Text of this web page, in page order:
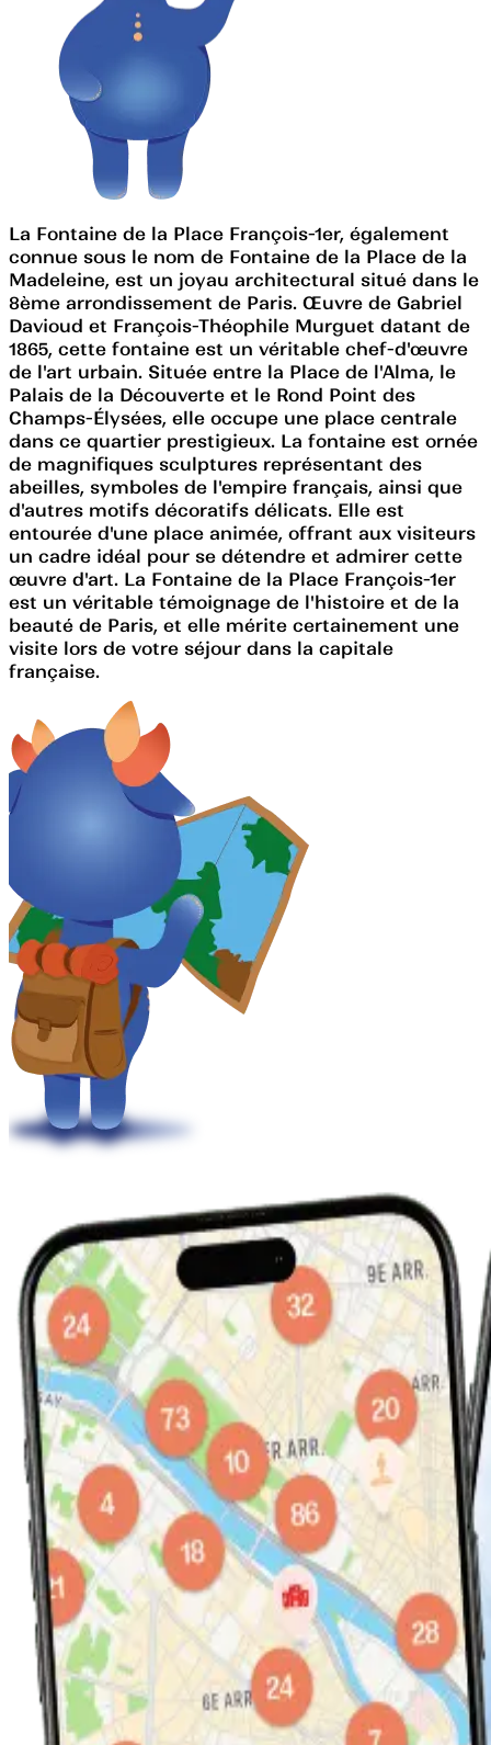
La Fontaine de la Place François-1er, également
connue sous le nom de Fontaine de la Place de la
Madeleine, est un joyau architectural situé dans le
8ème arrondissement de Paris. Œuvre de Gabriel
Davioud et François-Théophile Murguet datant de
1865, cette fontaine est un véritable chef-d'œuvre
de l'art urbain. Située entre la Place de l'Alma, le
Palais de la Découverte et le Rond Point des
Champs-Élysées, elle occupe une place centrale
dans ce quartier prestigieux. La fontaine est ornée
de magnifiques sculptures représentant des
abeilles, symboles de l'empire français, ainsi que
d'autres motifs décoratifs délicats. Elle est
entourée d'une place animée, offrant aux visiteurs
un cadre idéal pour se détendre et admirer cette
œuvre d'art. La Fontaine de la Place François-1er
est un véritable témoignage de l'histoire et de la
beauté de Paris, et elle mérite certainement une
visite lors de votre séjour dans la capitale
française.